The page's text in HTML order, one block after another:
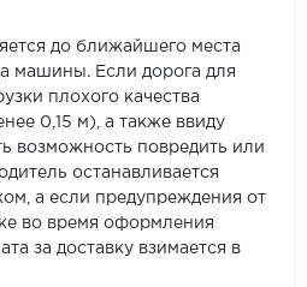
до ближайшего места
машины. Если дорога для
плохого качества
0,15 м), а также ввиду
возможность повредить или
останавливается
а если предупреждения от
во время оформления
за доставку взимается в